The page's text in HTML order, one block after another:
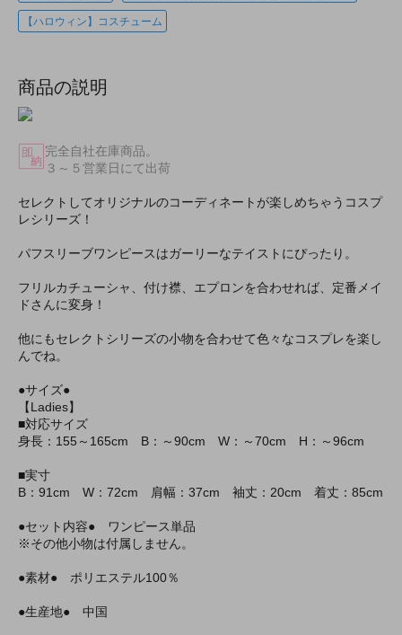
【ハロウィン】コスチューム
商品の説明
完全自社在庫商品。
３～５営業日にて出荷
セレクトしてオリジナルのコーディネートが楽しめちゃうコスプ
レシリーズ！
パフスリーブワンピースはガーリーなテイストにぴったり。
フリルカチューシャ、付け襟、エプロンを合わせれば、定番メイ
ドさんに変身！
他にもセレクトシリーズの小物を合わせて色々なコスプレを楽し
んでね。
●サイズ●
【Ladies】
■対応サイズ
身長：155～165cm B：～90cm W：～70cm H：～96cm
■実寸
B：91cm W：72cm 肩幅：37cm 袖丈：20cm 着丈：85cm
●セット内容● ワンピース単品
※その他小物は付属しません。
●素材● ポリエステル100％
●生産地● 中国